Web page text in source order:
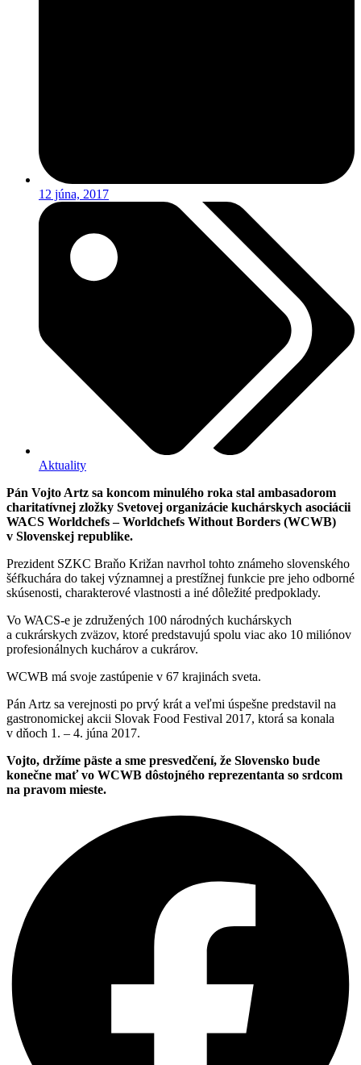
12 júna, 2017
Aktuality
Pán Vojto Artz sa koncom minulého roka stal ambasadorom
charitatívnej zložky Svetovej organizácie kuchárskych asociácii
WACS Worldchefs – Worldchefs Without Borders (WCWB)
v Slovenskej republike.
Prezident SZKC Braňo Križan navrhol tohto známeho slovenského
šéfkuchára do takej významnej a prestížnej funkcie pre jeho odborné
skúsenosti, charakterové vlastnosti a iné dôležité predpoklady.
Vo WACS-e je združených 100 národných kuchárskych
a cukrárskych zväzov, ktoré predstavujú spolu viac ako 10 miliónov
profesionálnych kuchárov a cukrárov.
WCWB má svoje zastúpenie v 67 krajinách sveta.
Pán Artz sa verejnosti po prvý krát a veľmi úspešne predstavil na
gastronomickej akcii Slovak Food Festival 2017, ktorá sa konala
v dňoch 1. – 4. júna 2017.
Vojto, držíme päste a sme presvedčení, že Slovensko bude
konečne mať vo WCWB dôstojného reprezentanta so srdcom
na pravom mieste.